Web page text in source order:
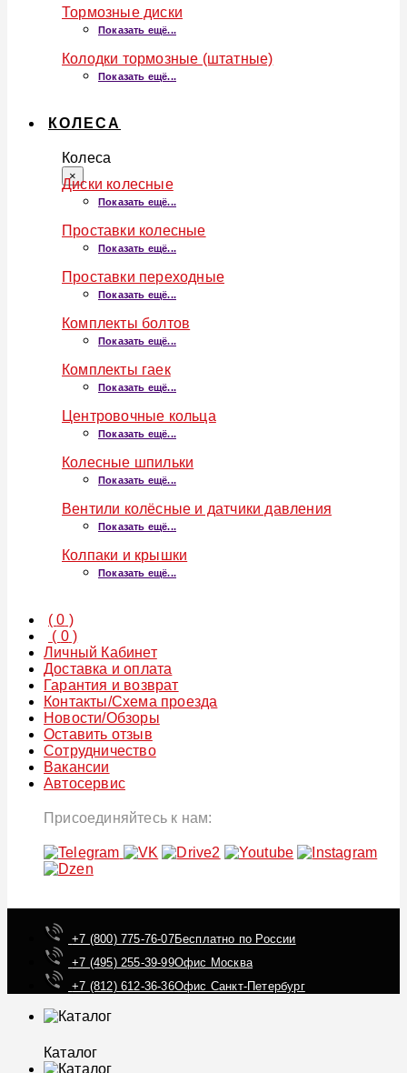
Тормозные диски
Показать ещё...
Колодки тормозные (штатные)
Показать ещё...
КОЛЕСА
Колеса
×
Диски колесные
Показать ещё...
Проставки колесные
Показать ещё...
Проставки переходные
Показать ещё...
Комплекты болтов
Показать ещё...
Комплекты гаек
Показать ещё...
Центровочные кольца
Показать ещё...
Колесные шпильки
Показать ещё...
Вентили колёсные и датчики давления
Показать ещё...
Колпаки и крышки
Показать ещё...
(0 )
( 0)
Личный Кабинет
Доставка и оплата
Гарантия и возврат
Контакты/Схема проезда
Новости/Обзоры
Оставить отзыв
Сотрудничество
Вакансии
Автосервис
Присоединяйтесь к нам:
+7 (800) 775-76-07Бесплатно по России
+7 (495) 255-39-99Офис Москва
+7 (812) 612-36-36Офис Санкт-Петербург
Каталог